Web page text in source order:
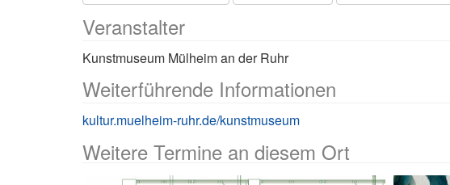
Veranstalter
Kunstmuseum Mülheim an der Ruhr
Weiterführende Informationen
kultur.muelheim-ruhr.de/kunstmuseum
Weitere Termine an diesem Ort